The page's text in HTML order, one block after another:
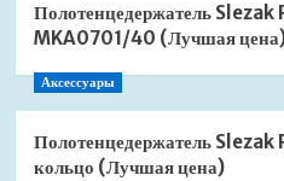
Полотенцедержатель
MKA0701/40 (Лучшая
Аксессуары
Полотенцедержатель
кольцо (Лучшая цена)